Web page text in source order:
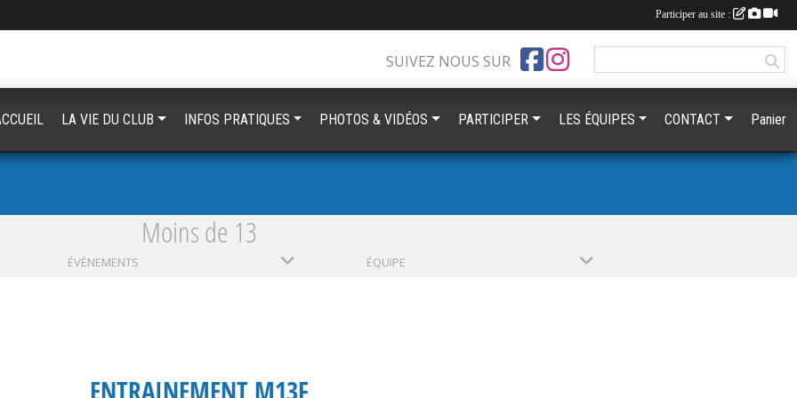
Moins de 13
ÉVÈNEMENTS ÉQUIPE
ENTRAINEMENT M13F
SUIVEZ NOUS SUR
LA VIE DU CLUB INFOS PRATIQUES PHOTOS & VIDÉOS PARTICIPER LES ÉQUIPES CONTACT Panier
Participer au site :